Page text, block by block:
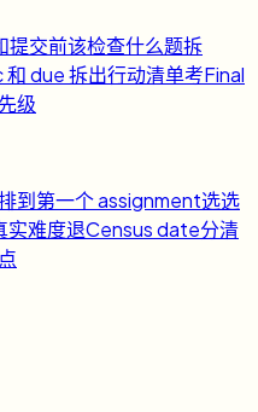
提交前该检查什么题拆
和 due 拆出行动清单考Final
级
到第一个 assignment选选
实难度退Census date分清